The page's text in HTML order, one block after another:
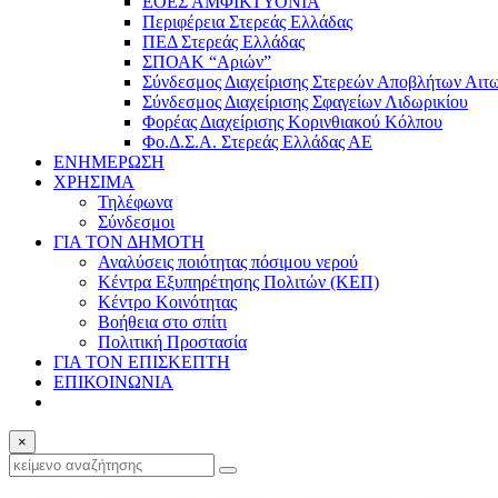
Περιφέρεια Στερεάς Ελλάδας
ΠΕΔ Στερεάς Ελλάδας
ΣΠΟΑΚ “Αριών”
Σύνδεσμος Διαχείρισης Στερεών Αποβλήτων
Σύνδεσμος Διαχείρισης Σφαγείων Λιδωρικίου
Φορέας Διαχείρισης Κορινθιακού Κόλπου
Φο.Δ.Σ.Α. Στερεάς Ελλάδας ΑΕ
ΕΝΗΜΕΡΩΣΗ
ΧΡΗΣΙΜΑ
Τηλέφωνα
Σύνδεσμοι
ΓΙΑ ΤΟΝ ΔΗΜΟΤΗ
Αναλύσεις ποιότητας πόσιμου νερού
Κέντρα Εξυπηρέτησης Πολιτών (ΚΕΠ)
Κέντρο Κοινότητας
Βοήθεια στο σπίτι
Πολιτική Προστασία
ΓΙΑ ΤΟΝ ΕΠΙΣΚΕΠΤΗ
ΕΠΙΚΟΙΝΩΝΙΑ
×